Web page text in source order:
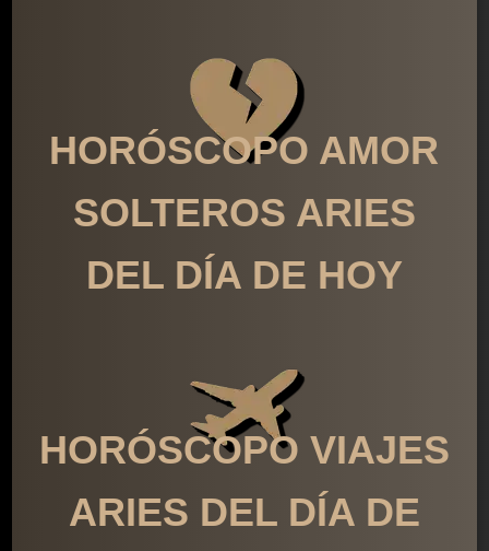
HORÓSCOPO AMOR
SOLTEROS ARIES
DEL DÍA DE HOY
HORÓSCOPO VIAJES
ARIES DEL DÍA DE